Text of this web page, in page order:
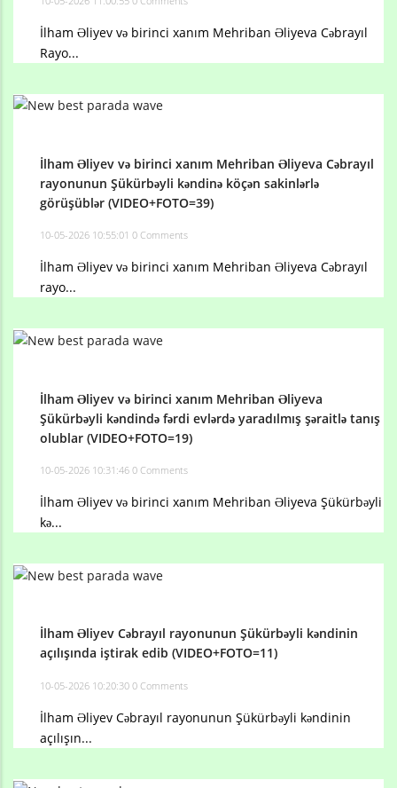
İlham Əliyev və birinci xanım Mehriban Əliyeva Cəbrayıl
Rayo...
İlham Əliyev və birinci xanım Mehriban Əliyeva Cəbrayıl
rayonunun Şükürbəyli kəndinə köçən sakinlərlə
görüşüblər (VIDEO+FOTO=39)
10-05-2026 10:55:01 0 Comments
İlham Əliyev və birinci xanım Mehriban Əliyeva Cəbrayıl
rayo...
İlham Əliyev və birinci xanım Mehriban Əliyeva
Şükürbəyli kəndində fərdi evlərdə yaradılmış şəraitlə tanış
olublar (VIDEO+FOTO=19)
10-05-2026 10:31:46 0 Comments
İlham Əliyev və birinci xanım Mehriban Əliyeva Şükürbəyli
kə...
İlham Əliyev Cəbrayıl rayonunun Şükürbəyli kəndinin
açılışında iştirak edib (VIDEO+FOTO=11)
10-05-2026 10:20:30 0 Comments
İlham Əliyev Cəbrayıl rayonunun Şükürbəyli kəndinin
açılışın...